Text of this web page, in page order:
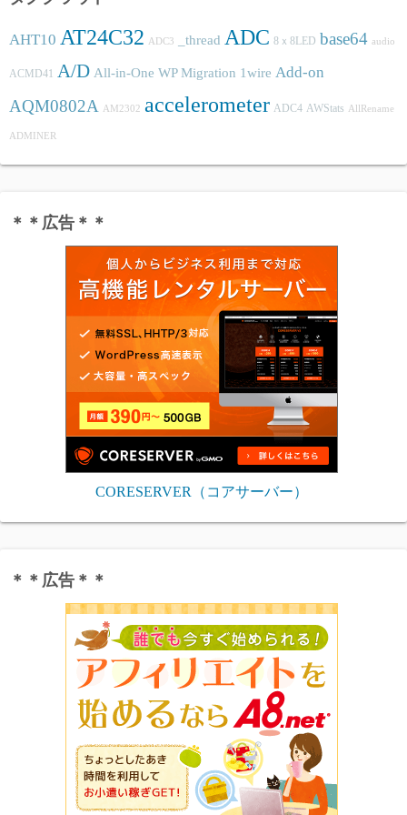
AHT10 AT24C32 ADC3 _thread ADC 8ｘ8LED base64 audio
ACMD41 A/D All-in-One WP Migration 1wire Add-on
AQM0802A AM2302 accelerometer ADC4 AWStats AllRename
ADMINER
＊＊広告＊＊
CORESERVER（コアサーバー）
＊＊広告＊＊